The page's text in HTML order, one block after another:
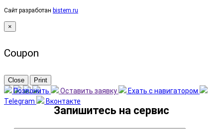
Сайт разработан bistem.ru
×
Coupon
Close Print
Позвонить Оставить заявку
Ехать с навигатором
Telegram
Вконтакте